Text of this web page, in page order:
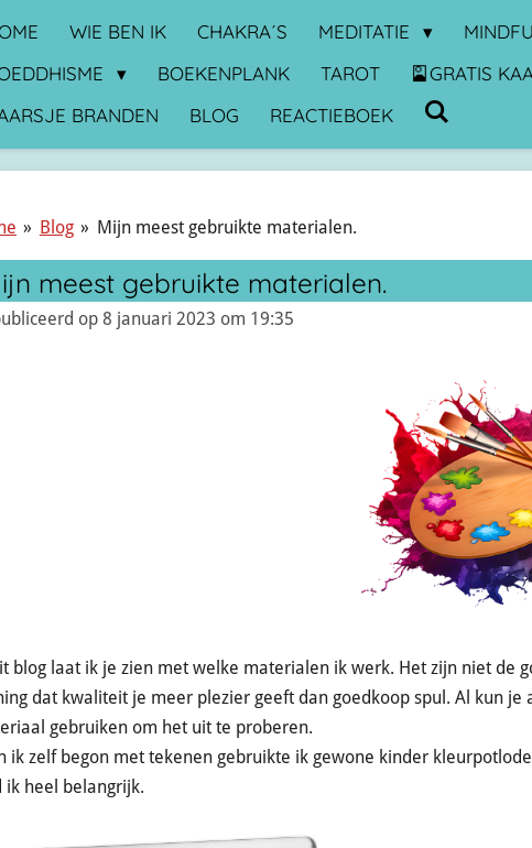
WIE BEN IK CHAKRA´S MEDITATIE
BOEKENPLANK TAROT 🎴GRATIS
BRANDEN
BLOG REACTIEBOEK
» Blog » Mijn meest gebruikte materialen.
meest gebruikte materialen.
op 8 januari 2023 om 19:35
blog laat ik je zien met welke materialen ik werk. Het zijn niet de
dat kwaliteit je meer plezier geeft dan goedkoop spul. Al kun
gebruiken om het uit te proberen.
ik zelf begon met tekenen gebruikte ik gewone kinder
ik heel belangrijk.